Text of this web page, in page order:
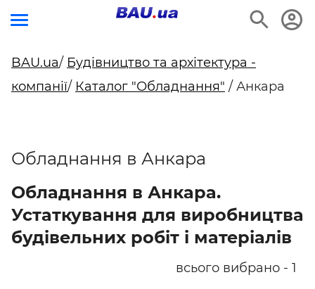
BAU.ua/ Будівництво та архітектура -
компанії/ Каталог "Обладнання" / Анкара
Обладнання в Анкара
Обладнання в Анкара.
Устаткування для виробництва
будівельних робіт і матеріалів
всього вибрано - 1